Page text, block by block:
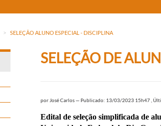
> SELEÇÃO ALUNO ESPECIAL - DISCIPLINA
SELEÇÃO DE
por José Carlos— Publicado: 13/03/2023 15h47
Edital de seleção simplificada de